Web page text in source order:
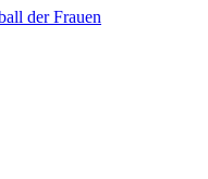
der Frauen